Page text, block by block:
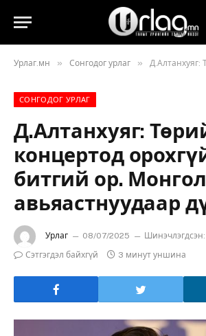
Урлаг.мн » Сонгодог урлаг » Д.Алтанхуяг: Төрийн концертод
СОНГОДОГ УРЛАГ
Д.Алтанхуяг:
концертод
битгий ор.
авьяастнуудаар
Урлаг 08/07/2025 Шинэчлэгдсэн:
Сэтгэгдэл байхгүй
3 минут уншина